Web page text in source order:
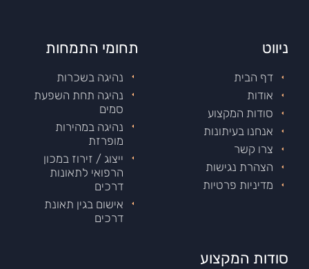
ניווט
דף הבית
אודות
סודות המקצוע
אנחנו בעיתונות
צרו קשר
הצהרת נגישות
מדיניות פרטיות
תחומי התמחות
נהיגה בשכרות
נהיגה תחת השפעת
סמים
נהיגה במהירות
מופרזת
ייצוג / זירוז במכון
הרפואי לתאונות
דרכים
אישום בגין תאונת
דרכים
סודות המקצוע